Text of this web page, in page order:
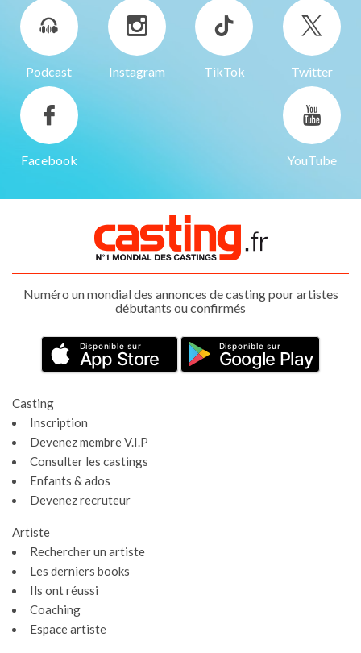
Podcast Instagram TikTok Twitter
Facebook YouTube
Numéro un mondial des annonces de casting pour artistes
débutants ou confirmés
Disponible sur
App Store
Disponible sur
Google Play
Casting
Inscription
Devenez membre V.I.P
Consulter les castings
Enfants & ados
Devenez recruteur
Artiste
Rechercher un artiste
Les derniers books
Ils ont réussi
Coaching
Espace artiste